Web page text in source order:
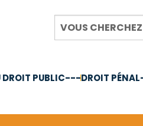
PUBLIC---DROIT